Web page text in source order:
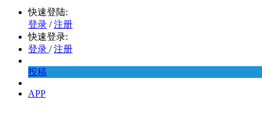
快速登陆:
登录 / 注册
快速登录:
登录 / 注册
投稿
APP